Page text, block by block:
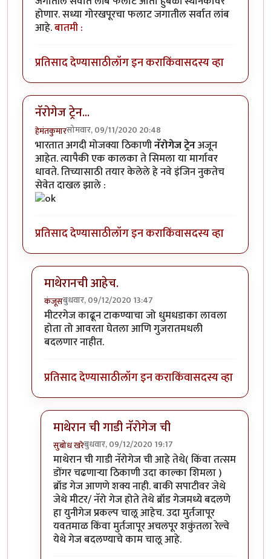
होणार. सध्या गोरखपूरचा फलाट जगातील सर्वात लांब
आहे.बातमी :
प्रतिसाद देण्यासाठीलॉग इन कराकिंवासदस्य व्हा
नॅरोगेज ट्रेन...
हेमंतकुमारसोमवार, 09/11/2020 20:48
भारतात अगदी मोजक्या ठिकाणीनॅरोगेज ट्रेनअजून
आहेत. त्यापैकी एक कालका ते सिमला या मार्गावर
धावते. तिच्यासाठी तयार केलेले हे नवे इंजिन नुकतेच
सेवेत दाखल झाले :
प्रतिसाद देण्यासाठीलॉग इन कराकिंवासदस्य व्हा
माथेरानची आहेच.
कंजूसबुधवार, 09/12/2020 13:47
In reply toनॅरोगेज ट्रेन...byहेमंतकुमार
मीटरगेज काढून टाकण्याचा जो धुमधडाका लावला
होता तो आवरता घेतला आणि गुजरातमधली
बदलणार नाहीत.
प्रतिसाद देण्यासाठीलॉग इन कराकिंवासदस्य व्हा
माथेरान ची गाडी नॅरोगेज ची
सुबोध खरेबुधवार, 09/12/2020 19:17
In reply toमाथेरानची आहेच.byकंजूस
माथेरान ची गाडी नॅरोगेज ची आहे तेथे( किंवा तत्सम
डोंगर चढणाऱ्या ठिकाणी उदा काल्का शिमला )
ब्रॉड गेज आणणे शक्य नाही. बाकी सपाटीवर जेथे
जेथे मीटर/ नॅरो गेज होते तेथे ब्रॉड गेजमध्ये बदलणे
हा युनीगेज प्रकल्प चालू आहेच. उदा मुर्तजापूर
यवतमाळ किंवा मुर्तजापूर अचलपूर शकुंतला रेल्वे
येथे गेज बदलण्याचे काम चालू आहे.